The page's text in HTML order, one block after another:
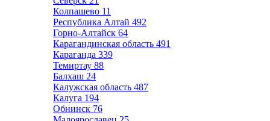
Колпашево 11
Республика Алтай 492
Горно-Алтайск 64
Карагандинская область 491
Караганда 339
Темиртау 88
Балхаш 24
Калужская область 487
Калуга 194
Обнинск 76